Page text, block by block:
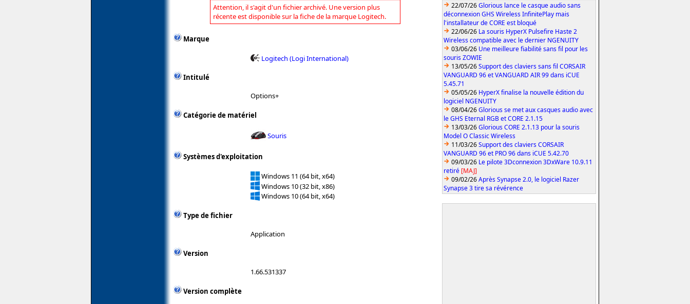
Attention, il s'agit d'un fichier archivé. Une version plus
récente est disponible sur la fiche de la marque Logitech.
Marque
Logitech (Logi International)
Intitulé
Options+
Catégorie de matériel
Souris
Systèmes d'exploitation
Windows 11 (64 bit, x64)
Windows 10 (32 bit, x86)
Windows 10 (64 bit, x64)
Type de fichier
Application
Version
1.66.531337
Version complète
22/07/26Glorious lance le casque audio sans
déconnexion GHS Wireless InfinitePlay mais
l'installateur de CORE est bloqué
22/06/26 La souris HyperX Pulsefire Haste 2
Wireless compatible avec le dernier NGENUITY
03/06/26 Une meilleure fiabilité sans fil pour les
souris ZOWIE
13/05/26Support des claviers sans fil CORSAIR
VANGUARD 96 et VANGUARD AIR 99 dans iCUE
5.45.71
05/05/26 HyperX finalise la nouvelle édition du
logiciel NGENUITY
08/04/26Glorious se met aux casques audio avec
le GHS Eternal RGB et CORE 2.1.15
13/03/26Glorious CORE 2.1.13 pour la souris
Model O Classic Wireless
11/03/26Support des claviers CORSAIR
VANGUARD 96 et PRO 96 dans iCUE 5.42.70
09/03/26 Le pilote 3Dconnexion 3DxWare 10.9.11
retiré [MAJ]
09/02/26Après Synapse 2.0, le logiciel Razer
Synapse 3 tire sa révérence